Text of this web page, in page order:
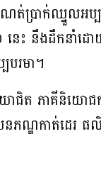
ត់ប្រាក់ឈ្នួលអប្ប
េះ នឹងដឹកនាំដ
បរមា។
យោជិត ភាគីនិយោ
នភណ្ឌកាត់ដេរ